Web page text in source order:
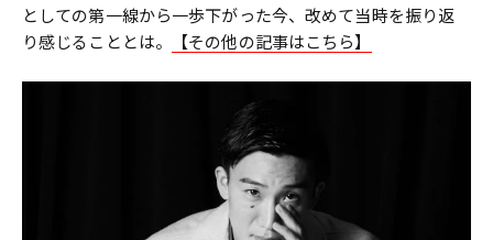
としての第一線から一歩下がった今、改めて当時を振り返
り感じることとは。
【その他の記事はこちら】